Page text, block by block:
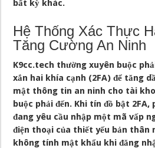
bất kỳ khác.
Hệ Thống Xác Thực
Tăng Cường An Ninh
K9cc.tech thường xuyên buộc
xắn hai khía cạnh (2FA) để tăng
mật thông tin an ninh cho tài
buộc phải đến. Khi tín đồ bật
đang yêu cầu nhập một mã vấp
điện thoại của thiết yếu bản thân
không tính mật khẩu khi đăng